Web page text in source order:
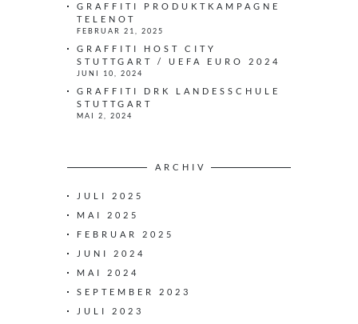
GRAFFITI PRODUKTKAMPAGNE
TELENOT
FEBRUAR 21, 2025
GRAFFITI HOST CITY
STUTTGART / UEFA EURO 2024
JUNI 10, 2024
GRAFFITI DRK LANDESSCHULE
STUTTGART
MAI 2, 2024
ARCHIV
JULI 2025
MAI 2025
FEBRUAR 2025
JUNI 2024
MAI 2024
SEPTEMBER 2023
JULI 2023